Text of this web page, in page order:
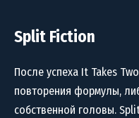
Split Fiction
После успеха It Takes
повторения формулы,
собственной головы.